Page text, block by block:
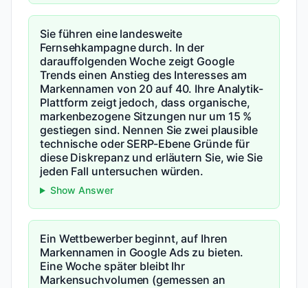
Sie führen eine landesweite
Fernsehkampagne durch. In der
darauffolgenden Woche zeigt Google
Trends einen Anstieg des Interesses am
Markennamen von 20 auf 40. Ihre Analytik-
Plattform zeigt jedoch, dass organische,
markenbezogene Sitzungen nur um 15 %
gestiegen sind. Nennen Sie zwei plausible
technische oder SERP-Ebene Gründe für
diese Diskrepanz und erläutern Sie, wie Sie
jeden Fall untersuchen würden.
Show Answer
Ein Wettbewerber beginnt, auf Ihren
Markennamen in Google Ads zu bieten.
Eine Woche später bleibt Ihr
Markensuchvolumen (gemessen an